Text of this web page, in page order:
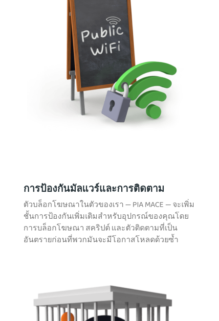
การป้องกันมัลแวร์และการติดตาม
ตัวบล็อกโฆษณาในตัวของเรา — PIA MACE — จะเพิ่ม
ชั้นการป้องกันเพิ่มเติมสำหรับอุปกรณ์ของคุณโดย
การบล็อกโฆษณา สคริปต์ และตัวติดตามที่เป็น
อันตรายก่อนที่พวกมันจะมีโอกาสโหลดด้วยซ้ำ